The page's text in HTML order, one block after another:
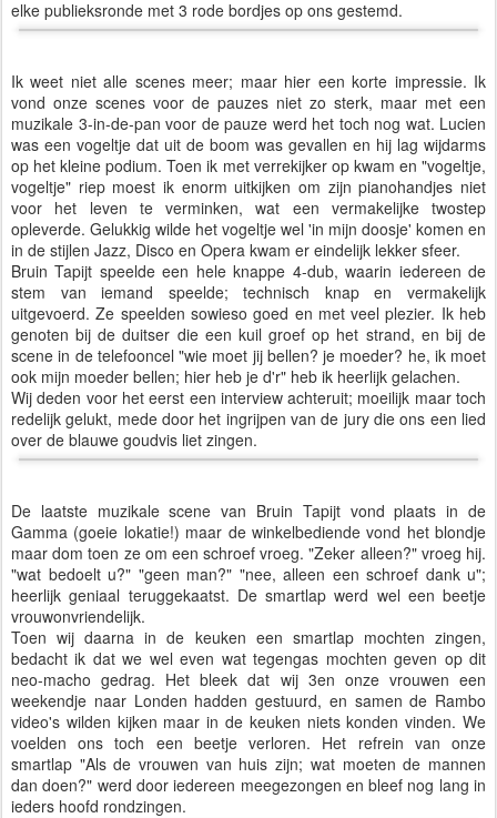
elke publieksronde met 3 rode bordjes op ons gestemd.
Ik weet niet alle scenes meer; maar hier een korte impressie. Ik
vond onze scenes voor de pauzes niet zo sterk, maar met een
muzikale 3-in-de-pan voor de pauze werd het toch nog wat. Lucien
was een vogeltje dat uit de boom was gevallen en hij lag wijdarms
op het kleine podium. Toen ik met verrekijker op kwam en "vogeltje,
vogeltje" riep moest ik enorm uitkijken om zijn pianohandjes niet
voor het leven te verminken, wat een vermakelijke twostep
opleverde. Gelukkig wilde het vogeltje wel 'in mijn doosje' komen en
in de stijlen Jazz, Disco en Opera kwam er eindelijk lekker sfeer.
Bruin Tapijt speelde een hele knappe 4-dub, waarin iedereen de
stem van iemand speelde; technisch knap en vermakelijk
uitgevoerd. Ze speelden sowieso goed en met veel plezier. Ik heb
genoten bij de duitser die een kuil groef op het strand, en bij de
scene in de telefooncel "wie moet jij bellen? je moeder? he, ik moet
ook mijn moeder bellen; hier heb je d'r" heb ik heerlijk gelachen.
Wij deden voor het eerst een interview achteruit; moeilijk maar toch
redelijk gelukt, mede door het ingrijpen van de jury die ons een lied
over de blauwe goudvis liet zingen.
De laatste muzikale scene van Bruin Tapijt vond plaats in de
Gamma (goeie lokatie!) maar de winkelbediende vond het blondje
maar dom toen ze om een schroef vroeg. "Zeker alleen?" vroeg hij.
"wat bedoelt u?" "geen man?" "nee, alleen een schroef dank u";
heerlijk geniaal teruggekaatst. De smartlap werd wel een beetje
vrouwonvriendelijk.
Toen wij daarna in de keuken een smartlap mochten zingen,
bedacht ik dat we wel even wat tegengas mochten geven op dit
neo-macho gedrag. Het bleek dat wij 3en onze vrouwen een
weekendje naar Londen hadden gestuurd, en samen de Rambo
video's wilden kijken maar in de keuken niets konden vinden. We
voelden ons toch een beetje verloren. Het refrein van onze
smartlap "Als de vrouwen van huis zijn; wat moeten de mannen
dan doen?" werd door iedereen meegezongen en bleef nog lang in
ieders hoofd rondzingen.